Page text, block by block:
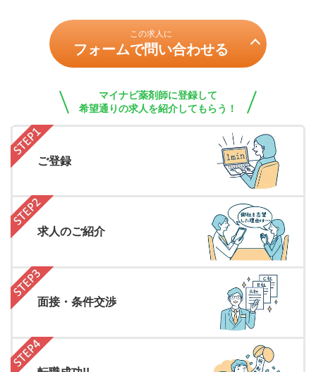
この求人に
フォームで問い合わせる
マイナビ薬剤師に登録して
希望通りの求人を紹介してもらう！
ご登録
求人のご紹介
面接・条件交渉